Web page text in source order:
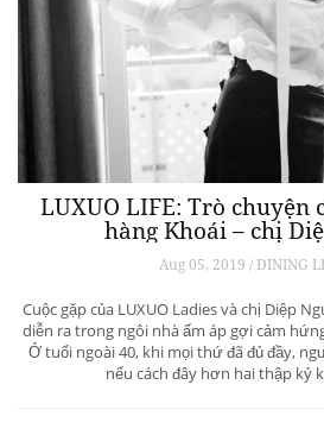
LUXUO LIFE: Trò chuyện
hàng Khoái – chị
Aug 05, 2019 / DINING
Cuộc gặp của LUXUO Ladies và chị Diệp
diễn ra trong ngôi nhà ấm áp gợi cảm
Ở tuổi ngoài 40, khi mọi thứ đã đủ đầy,
nếu cách đây hơn hai thập kỷ